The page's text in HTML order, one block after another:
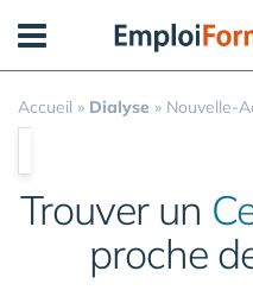
Accueil » Dialyse » Nouvelle-
Trouver un
proche